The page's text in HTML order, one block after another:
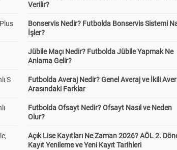
S
Verilir?
Bonservis Nedir? Futbolda Bonservis Sistemi
İşler?
Jübile Maçı Nedir? Futbolda Jübile Yapmak Ne
Anlama Gelir?
Futbolda Averaj Nedir? Genel Averaj ve İkili
Arasındaki Farklar
Futbolda Ofsayt Nedir? Ofsayt Nasıl ve Neden
Olur?
Açık Lise Kayıtları Ne Zaman 2026? AÖL 2.
Kayıt Yenileme ve Yeni Kayıt Tarihleri